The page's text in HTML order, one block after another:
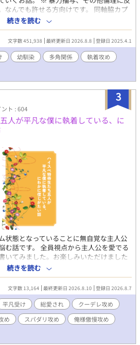
なんでも許せる方向けです。 同軸脇カプ
風肉体的総受け（主人公の他にビ
。 愛はあります。（詳しく知りたい方向
攻め詳細書いてます） ・明るくて元気系
め ・真面目オカン系クール優等生幼馴染
ナー系公民担任教師攻め ・倫理観ゆるふ
恋人のクールビッチ美形後輩
続きを読む
文字数 451,938 最終更新日 2026.8.8 登録日 2025.4.1
幼馴染 多角関係
執着攻め
3
ト : 604
人が平凡な僕に執着している、に
状態となっていることに無自覚な主人公
む話です。 全員視点から主人公を愛でる
いてみました。お楽しみいただけました
内海 昴（うつみ すばる）平凡の塊。年
。真面目でびびり。 【クーデレ攻め】天
メンズダンスグループに所属する寡黙
め】東 弘和（あずま ひろかず）大人気
好き。 【俺様傲慢攻め】笹野 高志郎
校生小説家。次作は昴をモデルに書く
いる。 【ヘタレ攻め】瀬戸口 慧人（せ
U17にも抜擢されるハイスペックの
日下部 雅史（くさかべ まさふみ）アプ
続きを読む
文字数 13,164 最終更新日 2026.8.10 登録日 2026.8.7
平凡受け 総愛され
クーデレ攻め
め スパダリ攻め
俺様傲慢攻め